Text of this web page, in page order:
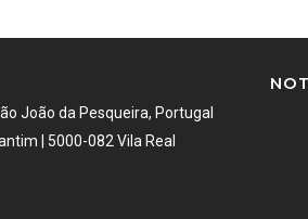
João da Pesqueira, Portugal
| 5000-082 Vila Real